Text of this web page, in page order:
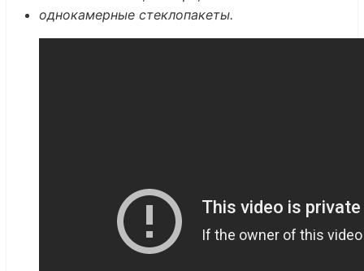
однокамерные стеклопакеты.